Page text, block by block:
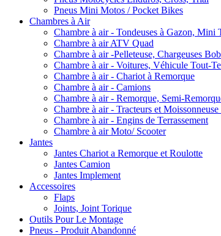
Pneus Mini Motos / Pocket Bikes
Chambres à Air
Chambre à air - Tondeuses à Gazon, Mini
Chambre à air ATV Quad
Chambre à air -Pelleteuse, Chargeuses
Chambre à air - Voitures, Véhicule Tout-
Chambre à air - Chariot à Remorque
Chambre à air - Camions
Chambre à air - Remorque, Semi-
Chambre à air - Tracteurs et Moissonneuse
Chambre à air - Engins de Terrassement
Chambre à air Moto/ Scooter
Jantes
Jantes Chariot a Remorque et Roulotte
Jantes Camion
Jantes Implement
Accessoires
Flaps
Joints, Joint Torique
Outils Pour Le Montage
Pneus - Produit Abandonné